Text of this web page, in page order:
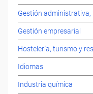
Gestión
Gestión empresarial
Hostelería, turismo y
Idiomas
Industria química